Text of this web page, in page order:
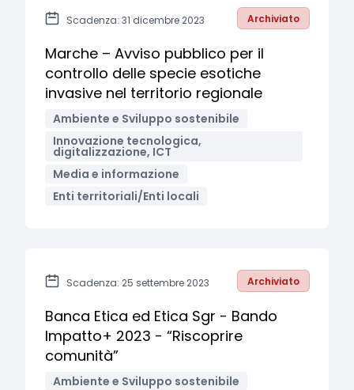
Scadenza: 31 dicembre 2023 Archiviato
Marche – Avviso pubblico per il
controllo delle specie esotiche
invasive nel territorio regionale
Ambiente e Sviluppo sostenibile
Innovazione tecnologica,
digitalizzazione, ICT
Media e informazione
Enti territoriali/Enti locali
Scadenza: 25 settembre 2023 Archiviato
Banca Etica ed Etica Sgr - Bando
Impatto+ 2023 - “Riscoprire
comunità”
Ambiente e Sviluppo sostenibile